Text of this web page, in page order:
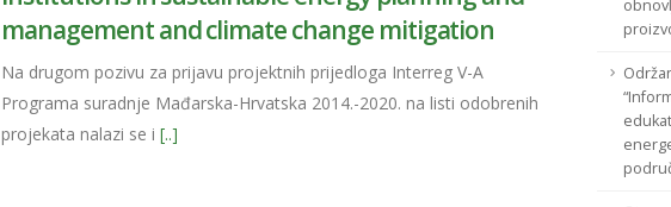
management and climate change mitigation
Na drugom pozivu za prijavu projektnih prijedloga Interreg V-A
Programa suradnje Mađarska-Hrvatska 2014.-2020. na listi odobrenih
projekata nalazi se i[..]